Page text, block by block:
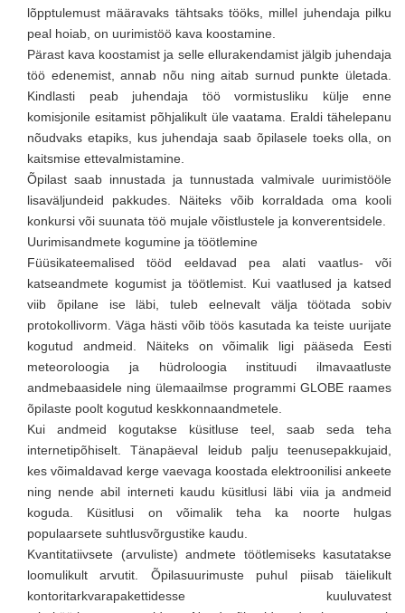
lõpptulemust määravaks tähtsaks tööks, millel juhendaja pilku
peal hoiab, on uurimistöö kava koostamine.
Pärast kava koostamist ja selle ellurakendamist jälgib juhendaja
töö edenemist, annab nõu ning aitab surnud punkte ületada.
Kindlasti peab juhendaja töö vormistusliku külje enne
komisjonile esitamist põhjalikult üle vaatama. Eraldi tähelepanu
nõudvaks etapiks, kus juhendaja saab õpilasele toeks olla, on
kaitsmise ettevalmistamine.
Õpilast saab innustada ja tunnustada valmivale uurimistööle
lisaväljundeid pakkudes. Näiteks võib korraldada oma kooli
konkursi või suunata töö mujale võistlustele ja konverentsidele.
Uurimisandmete kogumine ja töötlemine
Füüsikateemalised tööd eeldavad pea alati vaatlus- või
katseandmete kogumist ja töötlemist. Kui vaatlused ja katsed
viib õpilane ise läbi, tuleb eelnevalt välja töötada sobiv
protokollivorm. Väga hästi võib töös kasutada ka teiste uurijate
kogutud andmeid. Näiteks on võimalik ligi pääseda Eesti
meteoroloogia ja hüdroloogia instituudi ilmavaatluste
andmebaasidele ning ülemaailmse programmi GLOBE raames
õpilaste poolt kogutud keskkonnaandmetele.
Kui andmeid kogutakse küsitluse teel, saab seda teha
internetipõhiselt. Tänapäeval leidub palju teenusepakkujaid,
kes võimaldavad kerge vaevaga koostada elektroonilisi ankeete
ning nende abil interneti kaudu küsitlusi läbi viia ja andmeid
koguda. Küsitlusi on võimalik teha ka noorte hulgas
populaarsete suhtlusvõrgustike kaudu.
Kvantitatiivsete (arvuliste) andmete töötlemiseks kasutatakse
loomulikult arvutit. Õpilasuurimuste puhul piisab täielikult
kontoritarkvarapakettidesse kuuluvatest